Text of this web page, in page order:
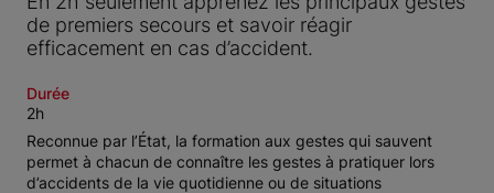
de premiers secours et savoir réagir
efficacement en cas d’accident.
Durée
2h
Reconnue par l’État, la formation aux gestes qui sauvent
permet à chacun de connaître les gestes à pratiquer lors
d’accidents de la vie quotidienne ou de situations